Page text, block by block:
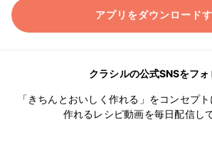
アプリをダウンロード
クラシルの公式SNSをフォ
「きちんとおいしく作れる」をコンセプ
作れるレシピ動画を毎日配信し